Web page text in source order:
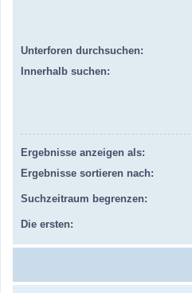
Unterforen durchsuchen:
Innerhalb suchen:
Ergebnisse anzeigen als:
Ergebnisse sortieren nach:
Suchzeitraum begrenzen:
Die ersten: